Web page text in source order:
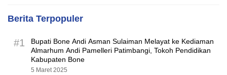
Berita Terpopuler
#1
Bupati Bone Andi Asman Sulaiman Melayat ke Kediaman
Almarhum Andi Pamelleri Patimbangi, Tokoh Pendidikan
Kabupaten Bone
5 Maret 2025